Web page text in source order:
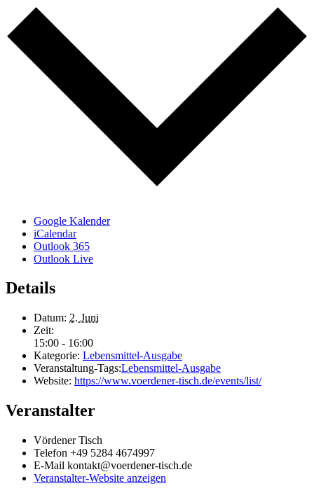
Google Kalender
iCalendar
Outlook 365
Outlook Live
Details
Datum: 2. Juni
Zeit:
15:00 - 16:00
Kategorie: Lebensmittel-Ausgabe
Veranstaltung-Tags:Lebensmittel-Ausgabe
Website: https://www.voerdener-tisch.de/events/list/
Veranstalter
Vördener Tisch
Telefon +49 5284 4674997
E-Mail kontakt@voerdener-tisch.de
Veranstalter-Website anzeigen